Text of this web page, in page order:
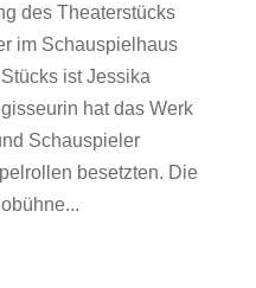
des Theaterstücks
im Schauspielhaus
ist Jessika
hat das Werk
Schauspieler
besetzten. Die